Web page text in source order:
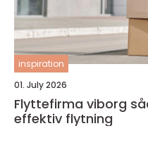
inspiration
01. July 2026
Flyttefirma viborg sådan får du en tryg og
effektiv flytning